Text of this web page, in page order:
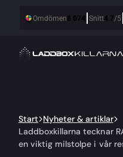
Start Nyheter & artiklar
Laddboxkillarna tecknar
en viktig milstolpe i vår